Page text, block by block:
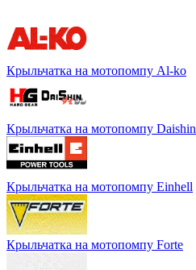
Крыльчатка на мотопомпу Al-ko
Крыльчатка на мотопомпу Daishin
Крыльчатка на мотопомпу Einhell
Крыльчатка на мотопомпу Forte